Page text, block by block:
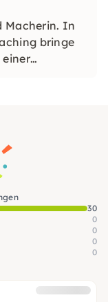
Macherin. In
bringe
30
0
0
0
0